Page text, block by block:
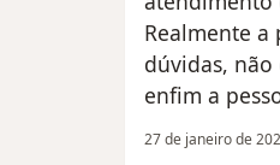
Realmente
dúvidas, não
enfim a
27 de janeiro de